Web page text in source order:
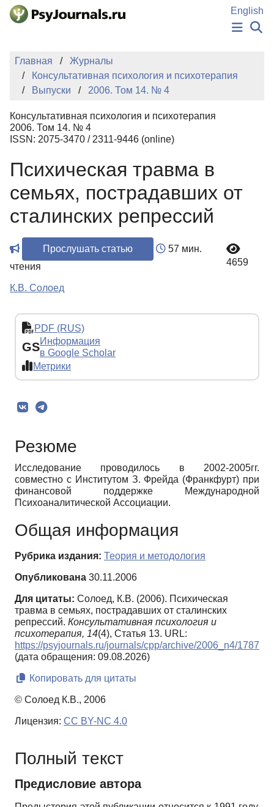
Перейти к основному содержанию
English
НОВОСТИ
АВТОРЫ
КЛЮЧЕВЫЕ СЛОВА
Регистрация
Главная
Журналы
Консультативная психология и психотерапия
Выпуски
2006. Том 14. № 4
Консультативная психология и психотерапия
2006. Том 14. № 4
ISSN: 2075-3470 / 2311-9446 (online)
Психическая травма в
семьях, пострадавших от
сталинских репрессий
Прослушать статью
57 мин.
чтения
4659
К.В. Солоед
PDF (RUS)
GSИнформация
в Google Scholar
Метрики
Резюме
Исследование проводилось в 2002-2005гг.
совместно с Институтом З. Фрейда (Франкфурт) при
финансовой поддержке Международной
Психоаналитической Ассоциации.
Общая информация
Рубрика издания: Теория и методология
Опубликована 30.11.2006
Для цитаты: Солоед, К.В. (2006). Психическая
травма в семьях, пострадавших от сталинских
репрессий. Консультативная психология и
психотерапия, 14(4), Статья 13. URL:
https://psyjournals.ru/journals/cpp/archive/2006_n4/1787
(дата обращения: 09.08.2026)
Копировать для цитаты
© Солоед К.В., 2006
Лицензия: CC BY-NC 4.0
Полный текст
Предисловие автора